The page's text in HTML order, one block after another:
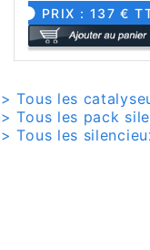
PRIX : 137 €
> Tous les
> Tous les pack
> Tous les